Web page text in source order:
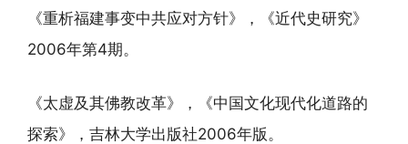
《重析福建事变中共应对方针》，《近代史研究》
2006年第4期。
《太虚及其佛教改革》，《中国文化现代化道路的
探索》，吉林大学出版社2006年版。